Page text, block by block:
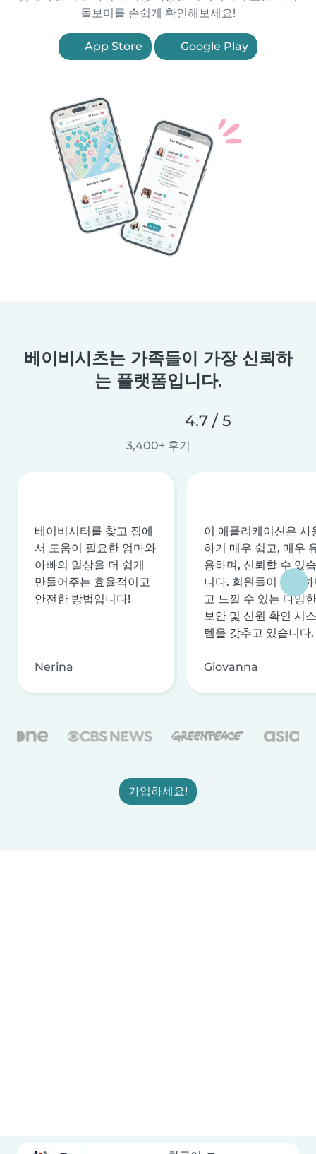
돌보미를 손쉽게 확인해보세요!
App Store Google Play
베이비시츠는 가족들이 가장 신뢰하
는 플랫폼입니다.
4.7 / 5
3,400+ 후기
베이비시터를 찾고 집에
서 도움이 필요한 엄마와
아빠의 일상을 더 쉽게
만들어주는 효율적이고
안전한 방법입니다!
Nerina
이 애플리케이션은 사
하기 매우 쉽고, 매우
용하며, 신뢰할 수 있습
니다. 회원들이 안전
고 느낄 수 있는 다양한
보안 및 신원 확인 시스
템을 갖추고 있습니다.
Giovanna
가입하세요!